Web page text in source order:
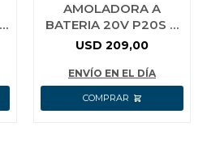
AMOLADORA A
BATERIA 20V P20S 4
1/2´´ BRUSHLESS CON
SEGURIDAD C/1
USD 209,00
ENVÍO EN EL DÍA